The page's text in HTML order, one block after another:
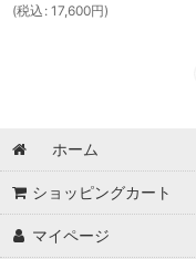
(税込 : 17,600円)
ホーム
ショッピングカート
マイページ